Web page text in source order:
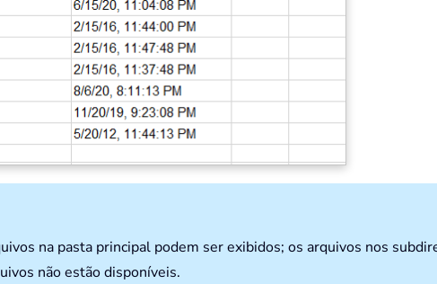
na pasta principal podem ser exibidos; os arquivos nos
não estão disponíveis.